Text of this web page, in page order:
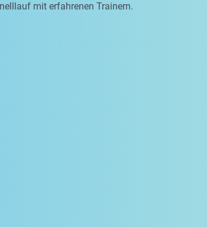
mit erfahrenen Trainern.